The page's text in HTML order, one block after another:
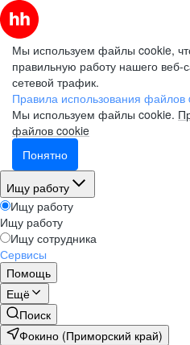
Мы используем файлы cookie,
правильную работу нашего веб-
сетевой трафик.
Правила использования файлов
Мы используем файлы cookie.
файлов cookie
Понятно
Ищу работу
Ищу работу
Ищу работу
Ищу сотрудника
Сервисы
Помощь
Ещё
Поиск
Фокино (Приморский край)